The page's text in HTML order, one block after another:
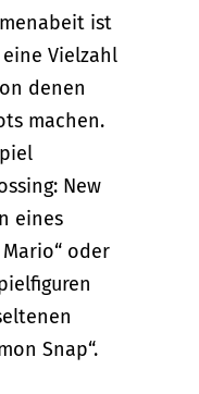
ist
Vielzahl
denen
machen.
New
eines
oder
Snap“.